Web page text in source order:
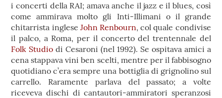
i concerti della RAI; amava anche il jazz e il blues, così
come ammirava molto gli Inti-Illimani o il grande
chitarrista inglese John Renbourn, col quale condivise
il palco, a Roma, per il concerto del trentennale del
Folk Studio di Cesaroni (nel 1992). Se ospitava amici a
cena stappava vini ben scelti, mentre per il fabbisogno
quotidiano c’era sempre una bottiglia di grignolino sul
carrello. Raramente parlava del passato; a volte
riceveva dischi di cantautori-ammiratori speranzosi